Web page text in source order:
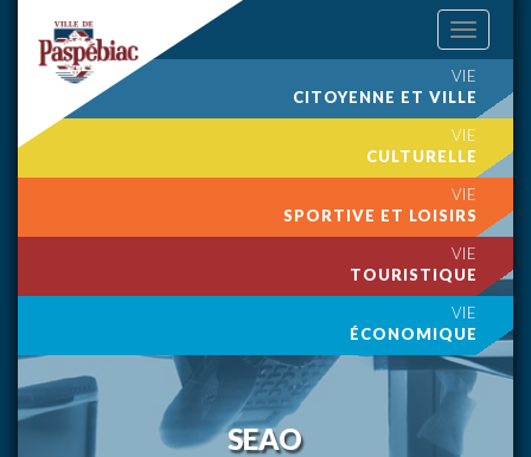
Toggle
navigation
VIE
CITOYENNE ET VILLE
VIE
CULTURELLE
VIE
SPORTIVE ET LOISIRS
VIE
TOURISTIQUE
VIE
ÉCONOMIQUE
SEAO